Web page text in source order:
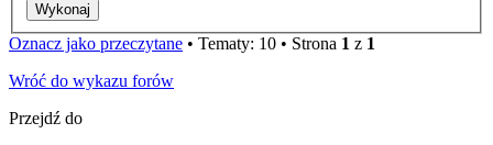
Oznacz jako przeczytane • Tematy: 10 • Strona 1 z 1
Wróć do wykazu forów
Przejdź do